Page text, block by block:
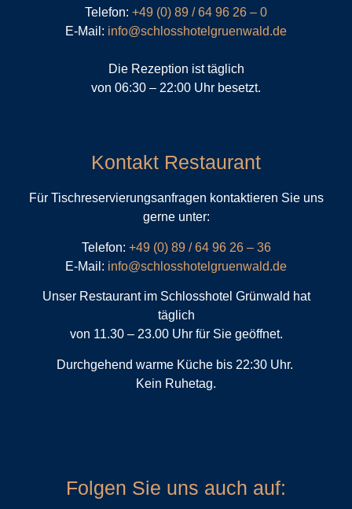
Telefon: +49 (0) 89 / 64 96 26 – 0
E-Mail: info@schlosshotelgruenwald.de
Die Rezeption ist täglich
von 06:30 – 22:00 Uhr besetzt.
Kontakt Restaurant
Für Tischreservierungsanfragen kontaktieren Sie uns
gerne unter:
Telefon: +49 (0) 89 / 64 96 26 – 36
E-Mail: info@schlosshotelgruenwald.de
Unser Restaurant im Schlosshotel Grünwald hat
täglich
von 11.30 – 23.00 Uhr für Sie geöffnet.
Durchgehend warme Küche bis 22:30 Uhr.
Kein Ruhetag.
Folgen Sie uns auch auf: